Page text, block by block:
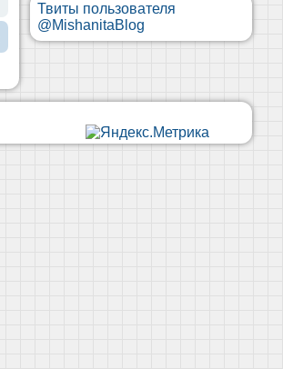
Твиты пользователя
@MishanitaBlog